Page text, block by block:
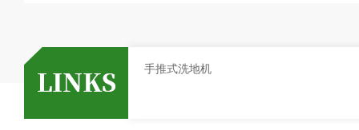
定不可将调节旋钮旋出量程范围外，否则会损坏移
是5ml和10ml的，吸头需浸入液面5mm，慢吸液
手推式洗地机